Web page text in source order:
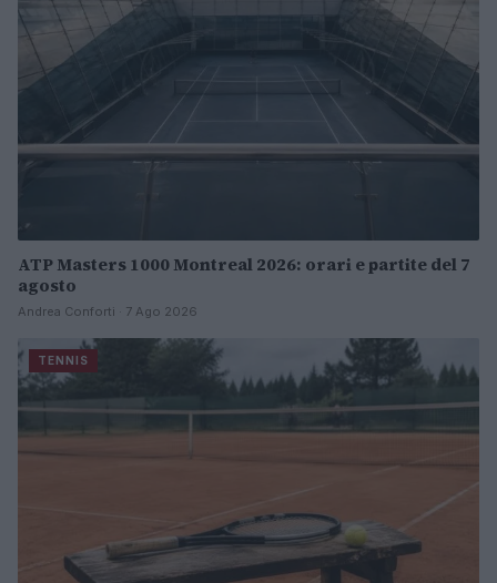
ATP Masters 1000 Montreal 2026: orari e partite del 7
agosto
Andrea Conforti · 7 Ago 2026
TENNIS